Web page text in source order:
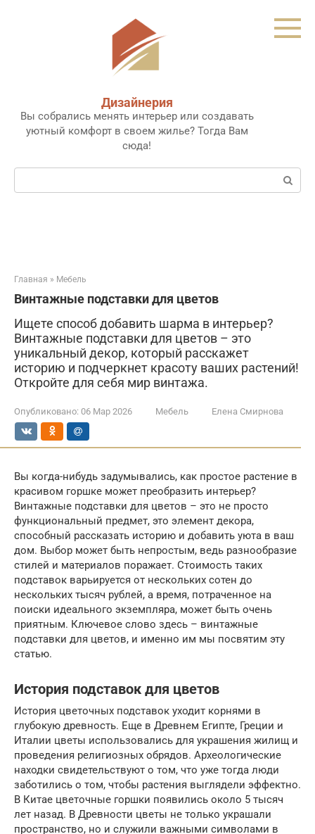
Дизайнерия
Вы собрались менять интерьер или создавать
уютный комфорт в своем жилье? Тогда Вам
сюда!
Поиск:
Главная » Мебель
Винтажные подставки для цветов
Ищете способ добавить шарма в интерьер?
Винтажные подставки для цветов – это
уникальный декор, который расскажет
историю и подчеркнет красоту ваших растений!
Откройте для себя мир винтажа.
Опубликовано: 06 Мар 2026 Мебель Елена Смирнова
Вы когда-нибудь задумывались, как простое растение в
красивом горшке может преобразить интерьер?
Винтажные подставки для цветов – это не просто
функциональный предмет, это элемент декора,
способный рассказать историю и добавить уюта в ваш
дом. Выбор может быть непростым, ведь разнообразие
стилей и материалов поражает. Стоимость таких
подставок варьируется от нескольких сотен до
нескольких тысяч рублей, а время, потраченное на
поиски идеального экземпляра, может быть очень
приятным. Ключевое слово здесь – винтажные
подставки для цветов, и именно им мы посвятим эту
статью.
История подставок для цветов
История цветочных подставок уходит корнями в
глубокую древность. Еще в Древнем Египте, Греции и
Италии цветы использовались для украшения жилищ и
проведения религиозных обрядов. Археологические
находки свидетельствуют о том, что уже тогда люди
заботились о том, чтобы растения выглядели эффектно.
В Китае цветочные горшки появились около 5 тысяч
лет назад. В Древности цветы не только украшали
пространство, но и служили важными символами в